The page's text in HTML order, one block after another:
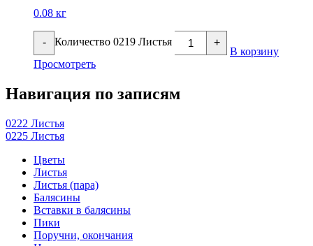
0.08 кг
- Количество 0219 Листья +
В корзину
Просмотреть
Навигация по записям
0222 Листья
0225 Листья
Цветы
Листья
Листья (пара)
Балясины
Вставки в балясины
Пики
Поручни, окончания